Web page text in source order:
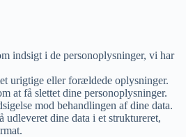
indsigt i de personoplysninger, vi har
urigtige eller forældede oplysninger.
at få slettet dine personoplysninger.
mod behandlingen af dine data.
udleveret dine data i et struktureret,